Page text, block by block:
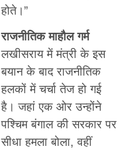
होते।”
राजनीतिक माहौल गर्म
लखीसराय में मंत्री के इस
बयान के बाद राजनीतिक
हलकों में चर्चा तेज हो गई
है। जहां एक ओर उन्होंने
पश्चिम बंगाल की सरकार पर
सीधा हमला बोला, वहीं